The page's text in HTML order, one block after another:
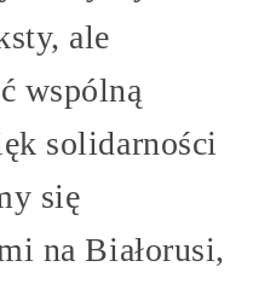
ale
wspólną
solidarności
się
na Białorusi,